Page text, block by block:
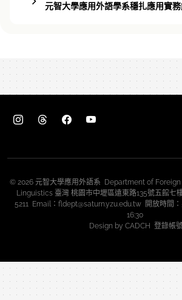
元智大學應用外語學系穩扎應用實
© 2026 元智大學應用外語系 Department of
Linguistics 臺灣 桃園市中壢區遠東路135號五館七
5211 Email：fldept@saturn.yzu.edu.tw 開放時間
16:30
Design by CADCH 登錄帳